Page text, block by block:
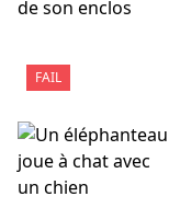
FAIL